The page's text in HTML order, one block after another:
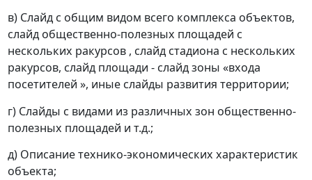
в) Слайд с общим видом всего комплекса объектов,
слайд общественно-полезных площадей с
нескольких ракурсов , слайд стадиона с нескольких
ракурсов, слайд площади - слайд зоны «входа
посетителей », иные слайды развития территории;
г) Слайды с видами из различных зон общественно-
полезных площадей и т.д.;
д) Описание технико-экономических характеристик
объекта;